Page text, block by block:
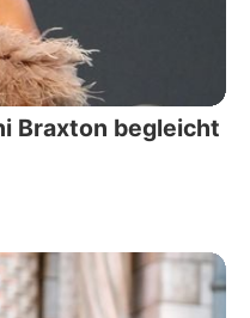
Braxton begleicht